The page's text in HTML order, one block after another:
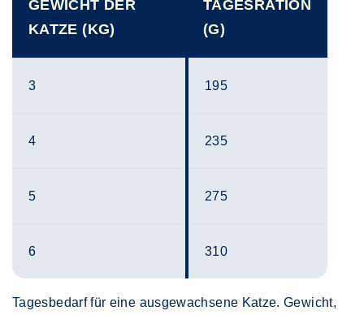
GEWICHT DER
KATZE (KG)
TAGESRATION
(G)
3 195
4 235
5 275
6 310
Tagesbedarf für eine ausgewachsene Katze. Gewicht,